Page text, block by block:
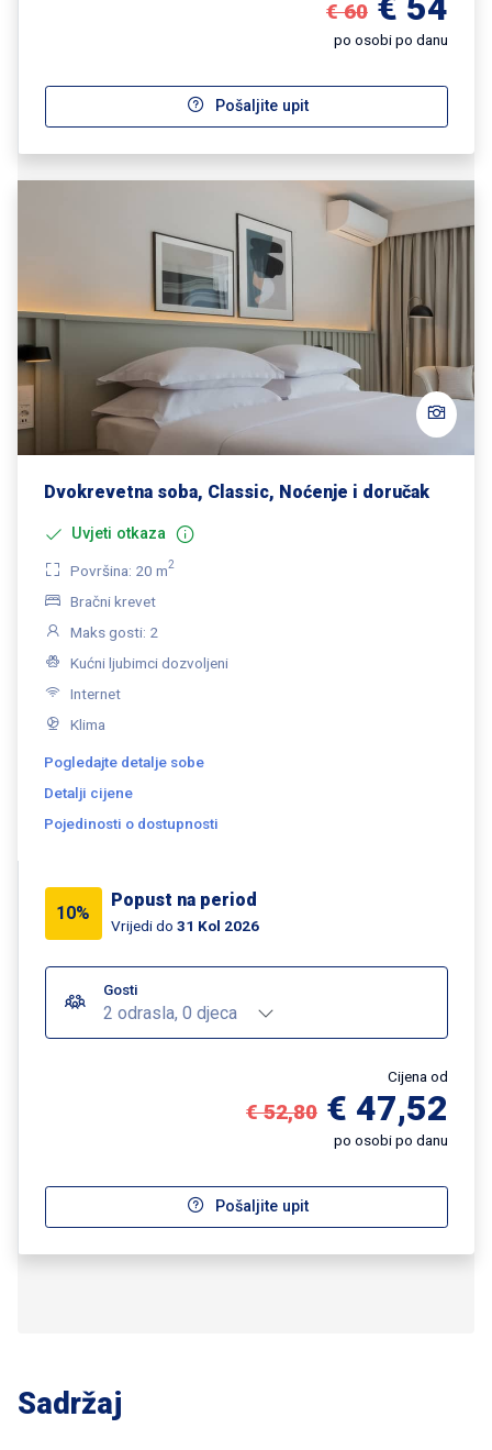
€ 60
po osobi po danu
Pošaljite upit
Dvokrevetna soba, Classic, Noćenje i doručak
Uvjeti otkaza
Površina: 20 m2
Bračni krevet
Maks gosti: 2
Kućni ljubimci dozvoljeni
Internet
Klima
Pogledajte detalje sobe
Detalji cijene
Pojedinosti o dostupnosti
10%
Popust na period
Vrijedi do 31 Kol 2026
Gosti
2 odrasla, 0 djeca
Cijena od
€ 52,80 € 47,52
po osobi po danu
Pošaljite upit
Sadržaj